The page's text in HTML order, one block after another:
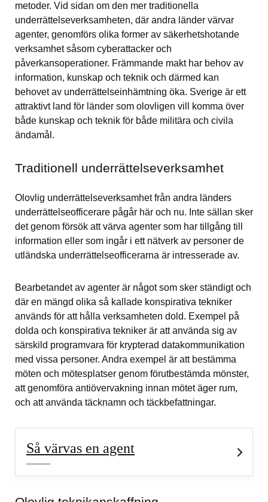
metoder. Vid sidan om den mer traditionella
underrättelseverksamheten, där andra länder värvar
agenter, genomförs olika former av säkerhetshotande
verksamhet såsom cyberattacker och
påverkansoperationer. Främmande makt har behov av
information, kunskap och teknik och därmed kan
behovet av underrättelseinhämtning öka. Sverige är ett
attraktivt land för länder som olovligen vill komma över
både kunskap och teknik för både militära och civila
ändamål.
Traditionell underrättelseverksamhet
Olovlig underrättelseverksamhet från andra länders
underrättelseofficerare pågår här och nu. Inte sällan sker
det genom försök att värva agenter som har tillgång till
information eller som ingår i ett nätverk av personer de
utländska underrättelseofficerarna är intresserade av.
Bearbetandet av agenter är något som sker ständigt och
där en mängd olika så kallade konspirativa tekniker
används för att hålla verksamheten dold. Exempel på
dolda och konspirativa tekniker är att använda sig av
särskild programvara för krypterad datakommunikation
med vissa personer. Andra exempel är att bestämma
möten och mötesplatser genom förutbestämda mönster,
att genomföra antiövervakning innan mötet äger rum,
och att använda täcknamn och täckbefattningar.
Så värvas en agent